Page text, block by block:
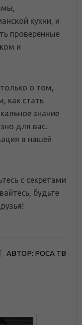
кухни, и
проверенные
и
о том,
как стать
знание
для вас.
в нашей
с секретами
будьте
АВТОР: РОСА ТВ